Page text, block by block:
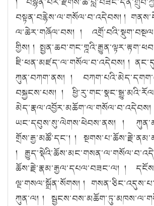
བསྟན་བརྙེས་ལ་གསོལ་བ་འདེབས། །
ལ་ཆེར་གཞོལ་བས། །
གྱིས། །
ཇི་ཕན་མཛད་ལ་གསོལ་བ་འདེབས། །
ཀུན་བཀག་ནས། །
བསྐྱངས་པས། །
ཡང་དབུས་སུ་ལེགས་ཕེབས་ནས། །
གྲོས་རྒྱ་མཚོ་དང་། །
།
ཆོས་རྗེ་རྣམ་རྒྱལ་དཔལ་བཟང་ལ། །
ལྔ་གསལ་སྒྲོན་སོགས། །
ཀུན་ལ། །